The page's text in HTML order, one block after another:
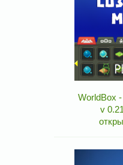
WorldBox
v